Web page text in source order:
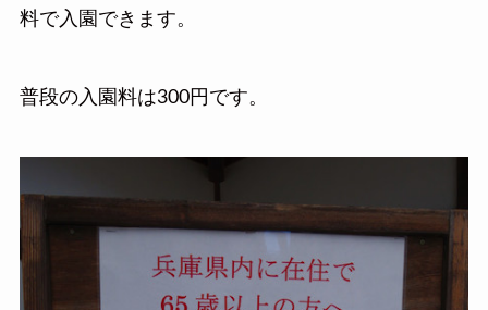
料で入園できます。
普段の入園料は300円です。